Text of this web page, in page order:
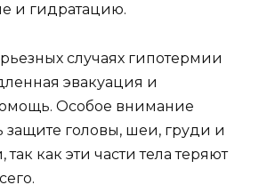
и гидратацию.
случаях гипотермии
эвакуация и
Особое внимание
защите головы, шеи, груди и
так как эти части тела теряют